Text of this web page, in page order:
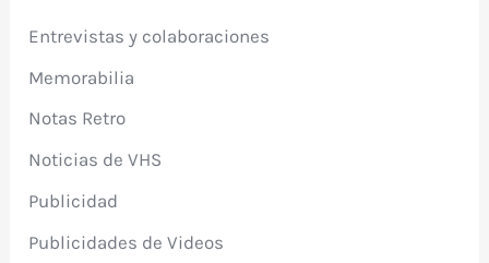
Entrevistas y colaboraciones
Memorabilia
Notas Retro
Noticias de VHS
Publicidad
Publicidades de Videos